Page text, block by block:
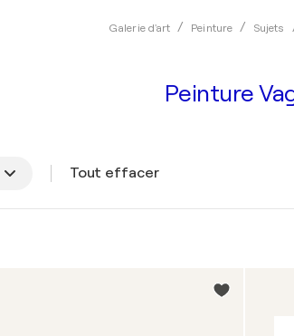
Galerie d'art Peinture Sujets
Peinture
Tout effacer